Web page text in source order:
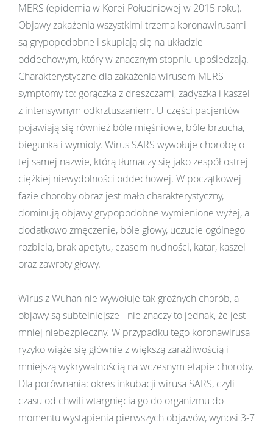
MERS (epidemia w Korei Południowej w 2015 roku).
Objawy zakażenia wszystkimi trzema koronawirusami
są grypopodobne i skupiają się na układzie
oddechowym, który w znacznym stopniu upośledzają.
Charakterystyczne dla zakażenia wirusem MERS
symptomy to: gorączka z dreszczami, zadyszka i kaszel
z intensywnym odkrztuszaniem. U części pacjentów
pojawiają się również bóle mięśniowe, bóle brzucha,
biegunka i wymioty. Wirus SARS wywołuje chorobę o
tej samej nazwie, którą tłumaczy się jako zespół ostrej
ciężkiej niewydolności oddechowej. W początkowej
fazie choroby obraz jest mało charakterystyczny,
dominują objawy grypopodobne wymienione wyżej, a
dodatkowo zmęczenie, bóle głowy, uczucie ogólnego
rozbicia, brak apetytu, czasem nudności, katar, kaszel
oraz zawroty głowy.
Wirus z Wuhan nie wywołuje tak groźnych chorób, a
objawy są subtelniejsze - nie znaczy to jednak, że jest
mniej niebezpieczny. W przypadku tego koronawirusa
ryzyko wiąże się głównie z większą zaraźliwością i
mniejszą wykrywalnością na wczesnym etapie choroby.
Dla porównania: okres inkubacji wirusa SARS, czyli
czasu od chwili wtargnięcia go do organizmu do
momentu wystąpienia pierwszych objawów, wynosi 3-7